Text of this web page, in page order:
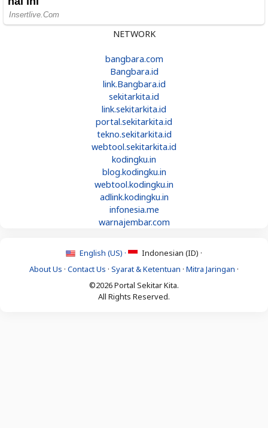
NETWORK
bangbara.com
Bangbara.id
link.Bangbara.id
sekitarkita.id
link.sekitarkita.id
portal.sekitarkita.id
tekno.sekitarkita.id
webtool.sekitarkita.id
kodingku.in
blog.kodingku.in
webtool.kodingku.in
adlink.kodingku.in
infonesia.me
warnajembar.com
English (US) ·
Indonesian (ID) ·
About Us · Contact Us · Syarat & Ketentuan · Mitra Jaringan ·
©2026 Portal Sekitar Kita.
All Rights Reserved.